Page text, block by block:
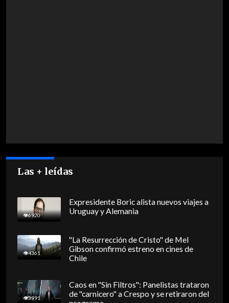
Las + leídas
6920
Expresidente Boric alista nuevos viajes a
Uruguay y Alemania
4361
"La Resurrección de Cristo" de Mel
Gibson confirmó estreno en cines de
Chile
3991
Caos en "Sin Filtros": Panelistas trataron
de "carnicero" a Crespo y se retiraron del